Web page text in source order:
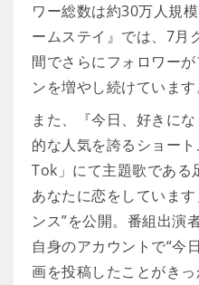
ワー総数は約30万人規
ームステイ』では、7月
間でさらにフォロワー
ンを増やし続けています
また、『今日、好きに
的な人気を誇るショー
Tok」にて主題歌である
あなたに恋をしていま
ンス”を公開。番組出演
自身のアカウントで“今
画を投稿したことがき